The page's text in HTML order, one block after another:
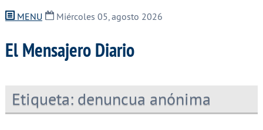
MENU Miércoles 05, agosto 2026
El Mensajero Diario
Etiqueta: denuncua anónima